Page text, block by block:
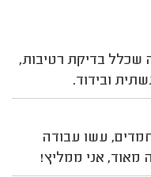
שכלל בדיקת רטיבות,
ובידוד.
עשו עבודה
מאוד, אני ממליץ!